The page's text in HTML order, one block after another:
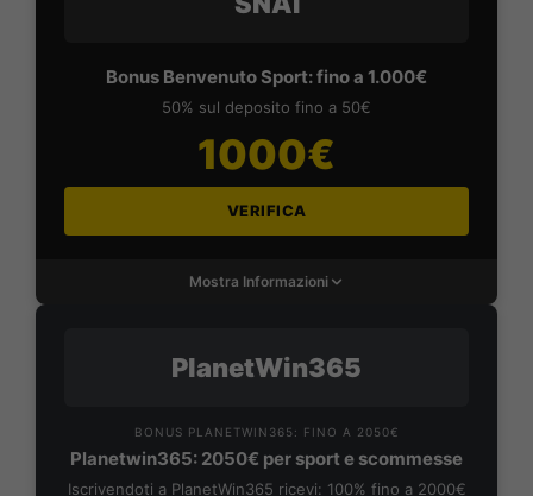
Bonus Benvenuto Sport: fino a 1.000€
50% sul deposito fino a 50€
1000€
VERIFICA
Mostra Informazioni
PlanetWin365
BONUS PLANETWIN365: FINO A 2050€
Planetwin365: 2050€ per sport e scommesse
Iscrivendoti a PlanetWin365 ricevi: 100% fino a 2000€